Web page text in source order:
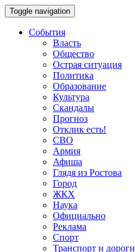
Toggle navigation
События
Власть
Общество
Острая ситуация
Политика
Образование
Культура
Скандалы
Прогноз
Отклик есть!
СВО
Армия
Афиша
Глядя из Ростова
Город
ЖКХ
Наука
Официально
Реклама
Спорт
Транспорт и дороги